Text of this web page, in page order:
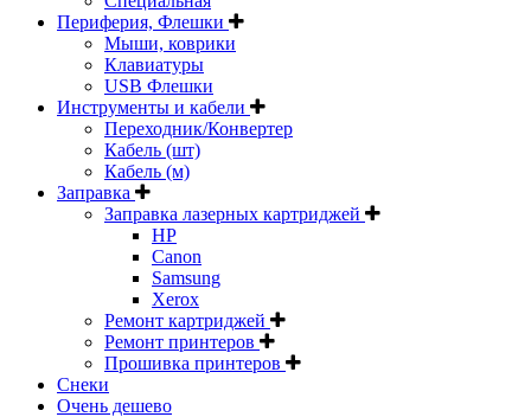
Периферия, Флешки
Мыши, коврики
Клавиатуры
USB Флешки
Инструменты и кабели
Переходник/Конвертер
Кабель (шт)
Кабель (м)
Заправка
Заправка лазерных картриджей
HP
Canon
Samsung
Xerox
Ремонт картриджей
Ремонт принтеров
Прошивка принтеров
Снеки
Очень дешево